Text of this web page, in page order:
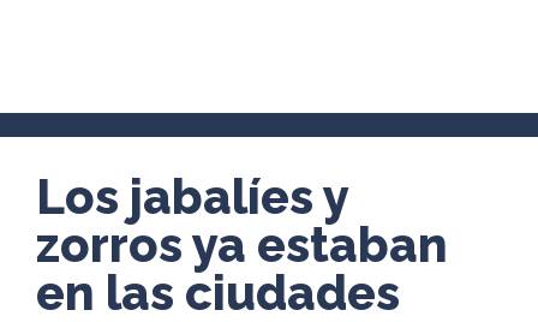
Los jabalíes y
zorros ya estaban
en las ciudades